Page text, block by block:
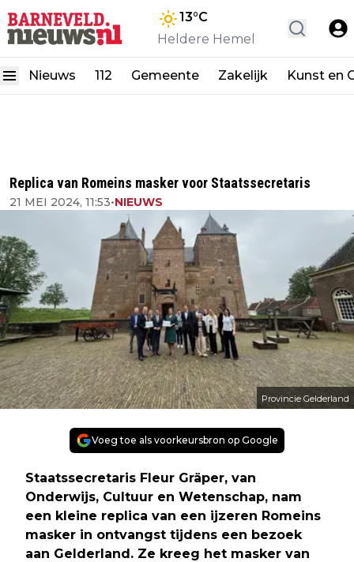
13°C
Heldere Hemel
Nieuws 112 Gemeente Zakelijk Kunst en
Replica van Romeins masker voor Staatssecretaris
21 MEI 2024, 11:53•NIEUWS
Provincie Gelderland
Voeg toe als voorkeursbron op Google
Staatssecretaris Fleur Gräper, van
Onderwijs, Cultuur en Wetenschap, nam
een kleine replica van een ijzeren Romeins
masker in ontvangst tijdens een bezoek
aan Gelderland. Ze kreeg het masker van